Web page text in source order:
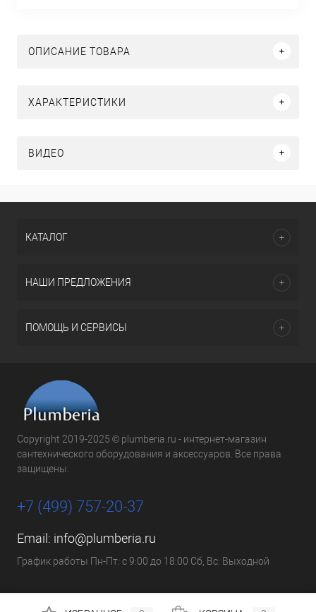
ОПИСАНИЕ ТОВАРА
ХАРАКТЕРИСТИКИ
ВИДЕО
КАТАЛОГ
НАШИ ПРЕДЛОЖЕНИЯ
ПОМОЩЬ И СЕРВИСЫ
Copyright 2019-2025 © plumberia.ru - интернет-магазин
сантехнического оборудования и аксессуаров. Все права
защищены.
+7 (499) 757-20-37
Email: info@plumberia.ru
График работы Пн-Пт: с 9:00 до 18:00 Сб, Вс: Выходной